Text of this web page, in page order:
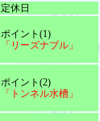
定休日
ポイント(1)
「リーズナブル」
ポイント(2)
「トンネル水槽」